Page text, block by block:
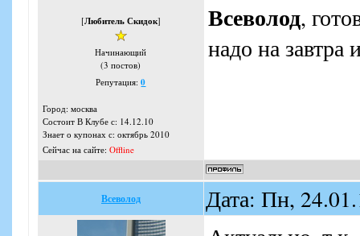
[Любитель Скидок]
Начинающий
(3 постов)
Репутация:0
Город: москва
Состоит В Клубе с: 14.12.10
Знает о купонах с: октябрь 2010
Сейчас на сайте: Offline
Всеволод,
надо на завтра
Всеволод Дата: Пн,